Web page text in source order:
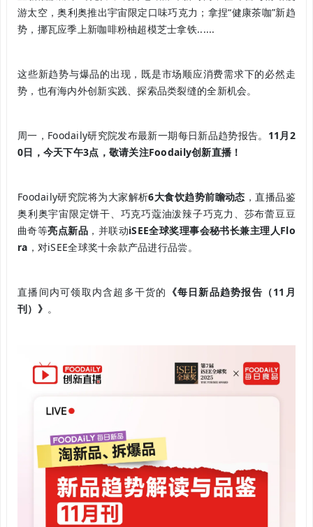
游太空，奥利奥推出宇宙限定口味巧克力；拿捏“健康茶咖”新趋
势，挪瓦应季上新咖啡粉柚超模芝士拿铁......
这些新趋势与爆品的出现，既是市场顺应消费需求下的必然走
势，也有海内外创新实践、探索品类裂缝的全新机会。
周一，Foodaily研究院发布最新一期每日新品趋势报告。 11月2
0日，今天下午3点，敬请关注Foodaily创新直播！
Foodaily研究院将为大家解析6大食饮趋势前瞻动态 ，直播品鉴
奥利奥宇宙限定饼干、巧克巧蔻油泼辣子巧克力、莎布蕾豆豆
曲奇等亮点新品 ，并联动iSEE全球奖理事会秘书长兼主理人Flo
ra ，对iSEE全球奖十余款产品进行品尝。
直播间内可领取内含超多干货的 《每日新品趋势报告（11月
刊）》 。